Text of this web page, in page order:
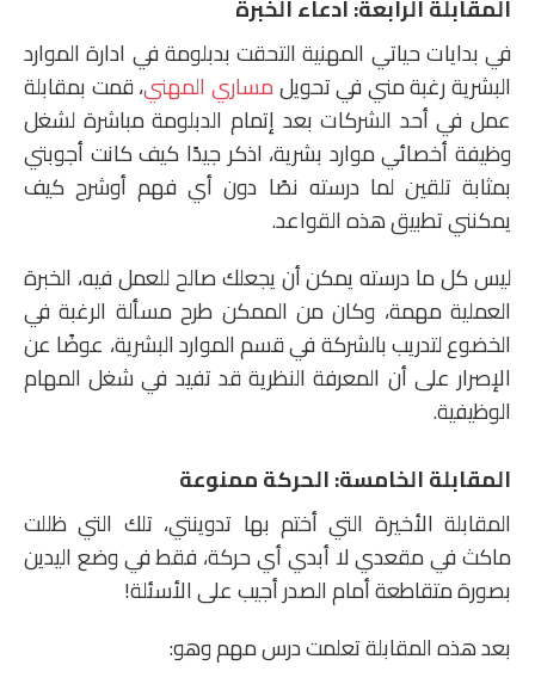
المقابلة الرابعة:ادعاء الخبرة
في بدايات حياتي المهنية التحقت بدبلومة في ادارة الموارد
البشرية رغبة مني في تحويلمساري المهني، قمت بمقابلة
عمل في أحد الشركات بعد إتمام الدبلومة مباشرة لشغل
وظيفة أخصائي موارد بشرية، اذكر جيدًا كيف كانت أجوبتي
بمثابة تلقين لما درسته نصًا دون أي فهم أوشرح كيف
يمكنني تطبيق هذه القواعد.
ليس كل ما درسته يمكن أن يجعلك صالح للعمل فيه، الخبرة
العملية مهمة، وكان من الممكن طرح مسألة الرغبة في
الخضوع لتدريب بالشركة في قسم الموارد البشرية، عوضًا عن
الإصرار على أن المعرفة النظرية قد تفيد في شغل المهام
الوظيفية.
المقابلة الخامسة: الحركة ممنوعة
المقابلة الأخيرة التي أختم بها تدوينتي، تلك التي ظللت
ماكث في مقعدي لا أبدي أي حركة، فقط في وضع اليدين
بصورة متقاطعة أمام الصدر أجيب على الأسئلة!
بعد هذه المقابلة تعلمت درس مهم وهو: